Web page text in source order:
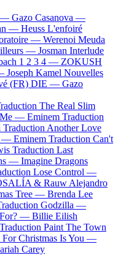
— Gazo Casanova —
— Heuss L'enfoiré
— Werenoi Meuda
— Josman Interlude
1 2 3 4 — ZOKUSH
Joseph Kamel Nouvelles
(FR) DIE — Gazo
The Real Slim
Me — Eminem Traduction
Traduction Another Love
— Eminem Traduction Can't
Traduction Last
— Imagine Dragons
Lose Control —
& Rauw Alejandro
Tree — Brenda Lee
Godzilla —
For? — Billie Eilish
Traduction Paint The Town
Christmas Is You —
Carey